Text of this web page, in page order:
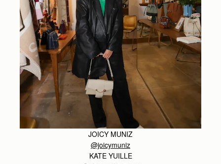
JOICY MUNIZ
@joicymuniz
KATE YUILLE